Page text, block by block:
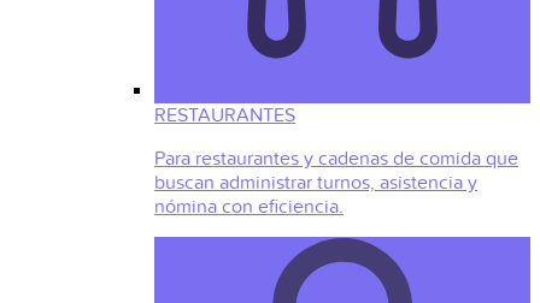
RESTAURANTES
Para restaurantes y cadenas de comida que
buscan administrar turnos, asistencia y
nómina con eficiencia.